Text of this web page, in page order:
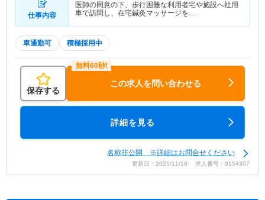
仕事内容
医師の同意の下、歩行困難な利用者宅や施設へ社用
車で訪問し、在宅鍼灸マッサージを…
車通勤可 積極採用中
保存する
この求人を問い合わせる
詳細を見る
名称非公開 ※詳細はお問合せください
更新日：2025/11/18 求人番号：9154307